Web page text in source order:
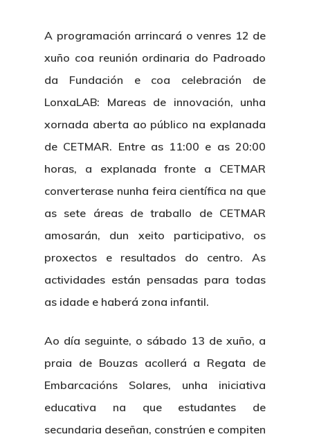
A programación arrincará o venres 12 de
xuño coa reunión ordinaria do Padroado
da Fundación e coa celebración de
LonxaLAB: Mareas de innovación, unha
xornada aberta ao público na explanada
de CETMAR. Entre as 11:00 e as 20:00
horas, a explanada fronte a CETMAR
converterase nunha feira científica na que
as sete áreas de traballo de CETMAR
amosarán, dun xeito participativo, os
proxectos e resultados do centro. As
actividades están pensadas para todas
as idade e haberá zona infantil.
Ao día seguinte, o sábado 13 de xuño, a
praia de Bouzas acollerá a Regata de
Embarcacións Solares, unha iniciativa
educativa na que estudantes de
secundaria deseñan, constrúen e compiten